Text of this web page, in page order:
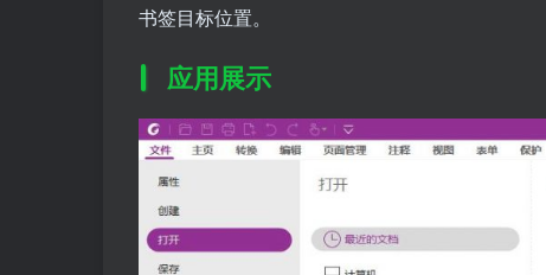
书签目标位置。
应用展示